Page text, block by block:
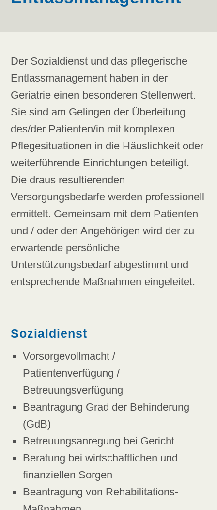
Der Sozialdienst und das pflegerische
Entlassmanagement haben in der
Geriatrie einen besonderen Stellenwert.
Sie sind am Gelingen der Überleitung
des/der Patienten/in mit komplexen
Pflegesituationen in die Häuslichkeit oder
weiterführende Einrichtungen beteiligt.
Die draus resultierenden
Versorgungsbedarfe werden professionell
ermittelt. Gemeinsam mit dem Patienten
und / oder den Angehörigen wird der zu
erwartende persönliche
Unterstützungsbedarf abgestimmt und
entsprechende Maßnahmen eingeleitet.
Sozialdienst
Vorsorgevollmacht /
Patientenverfügung /
Betreuungsverfügung
Beantragung Grad der Behinderung
(GdB)
Betreuungsanregung bei Gericht
Beratung bei wirtschaftlichen und
finanziellen Sorgen
Beantragung von Rehabilitations-